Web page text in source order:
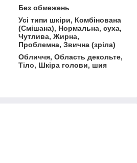
Без обмежень
Усі типи шкіри, Комбінована
(Смішана), Нормальна, суха,
Чутлива, Жирна,
Проблемна, Звична (зріла)
Обличчя, Область декольте,
Тіло, Шкіра голови, шия